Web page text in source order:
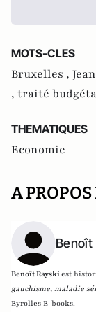
MOTS-CLES
Bruxelles ,
, traité
THEMATIQUES
Economie
A
Benoît
Benoît Rayskiest
gauchisme, maladie
Eyrolles E-books.